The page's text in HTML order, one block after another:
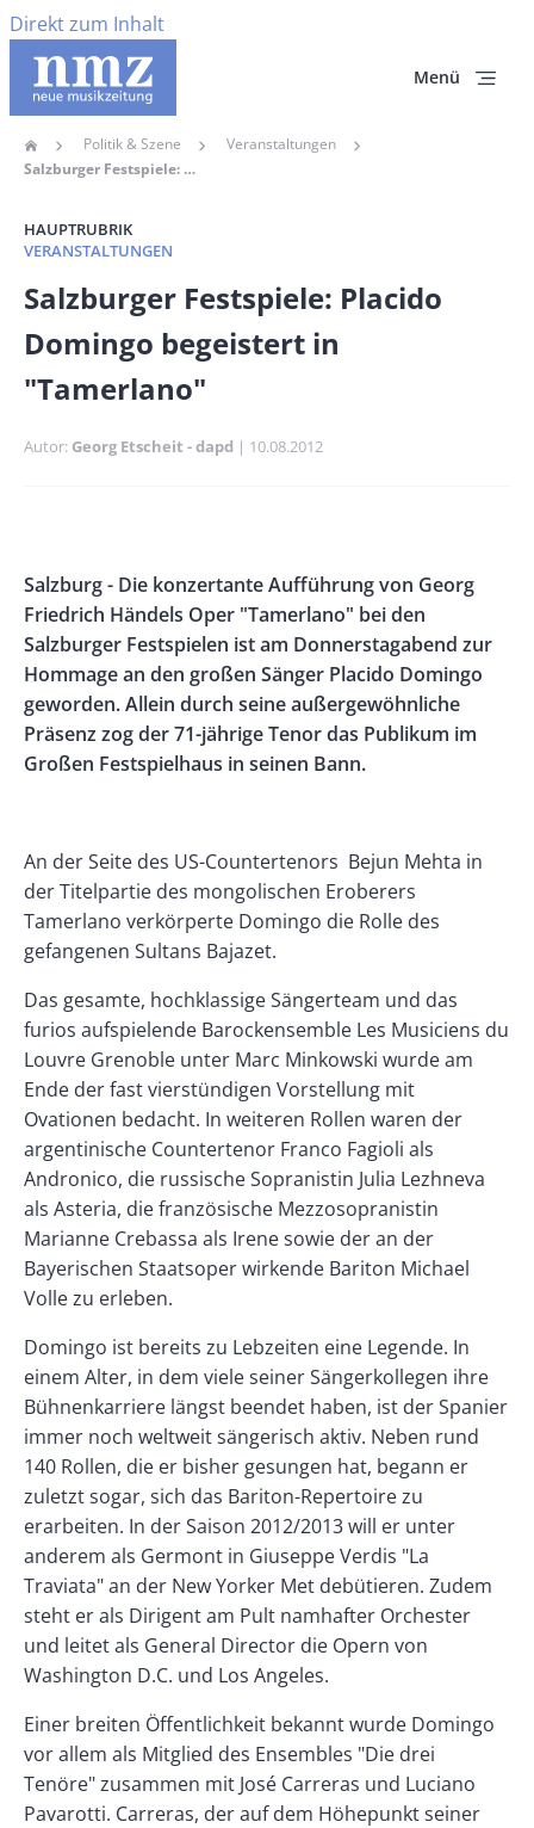
Direkt zum Inhalt
Menü
Pfadnavigation
Home Politik & Szene
Veranstaltungen
Salzburger Festspiele: Placido Domingo Begeistert In "Tamerlano"
HAUPTRUBRIK
VERANSTALTUNGEN
Banner
Size
Salzburger Festspiele: Placido
Domingo begeistert in
"Tamerlano"
Autor Georg Etscheit - dapd Publikationsdatum
10.08.2012
Left
Rectangle
Right
Body
Salzburg - Die konzertante Aufführung von Georg
Friedrich Händels Oper "Tamerlano" bei den
Salzburger Festspielen ist am Donnerstagabend zur
Hommage an den großen Sänger Placido Domingo
geworden. Allein durch seine außergewöhnliche
Präsenz zog der 71-jährige Tenor das Publikum im
Großen Festspielhaus in seinen Bann.
An der Seite des US-Countertenors Bejun Mehta in
der Titelpartie des mongolischen Eroberers
Tamerlano verkörperte Domingo die Rolle des
gefangenen Sultans Bajazet.
Das gesamte, hochklassige Sängerteam und das
furios aufspielende Barockensemble Les Musiciens du
Louvre Grenoble unter Marc Minkowski wurde am
Ende der fast vierstündigen Vorstellung mit
Ovationen bedacht. In weiteren Rollen waren der
argentinische Countertenor Franco Fagioli als
Andronico, die russische Sopranistin Julia Lezhneva
als Asteria, die französische Mezzosopranistin
Marianne Crebassa als Irene sowie der an der
Bayerischen Staatsoper wirkende Bariton Michael
Volle zu erleben.
Domingo ist bereits zu Lebzeiten eine Legende. In
einem Alter, in dem viele seiner Sängerkollegen ihre
Bühnenkarriere längst beendet haben, ist der Spanier
immer noch weltweit sängerisch aktiv. Neben rund
140 Rollen, die er bisher gesungen hat, begann er
zuletzt sogar, sich das Bariton-Repertoire zu
erarbeiten. In der Saison 2012/2013 will er unter
anderem als Germont in Giuseppe Verdis "La
Traviata" an der New Yorker Met debütieren. Zudem
steht er als Dirigent am Pult namhafter Orchester
und leitet als General Director die Opern von
Washington D.C. und Los Angeles.
Einer breiten Öffentlichkeit bekannt wurde Domingo
vor allem als Mitglied des Ensembles "Die drei
Tenöre" zusammen mit José Carreras und Luciano
Pavarotti. Carreras, der auf dem Höhepunkt seiner